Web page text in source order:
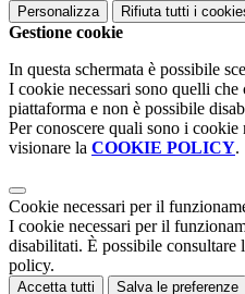
Personalizza Rifiuta tutti i
Gestione cookie
In questa schermata è possibile
I cookie necessari sono quelli
piattaforma e non è possibile
Per conoscere quali sono i
visionare la COOKIE POLICY.
Cookie necessari per il
I cookie necessari per il
disabilitati. È possibile consultare
policy.
Accetta tutti Salva le preferenze